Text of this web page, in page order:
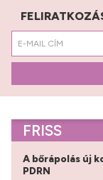
FRISS
A bőrápolás új
PDRN